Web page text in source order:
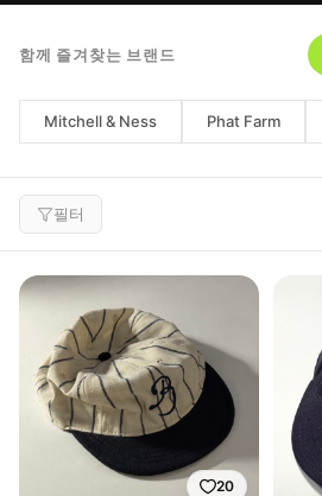
함께 즐겨찾는 브랜드
Mitchell & Ness Phat Farm
필터
20